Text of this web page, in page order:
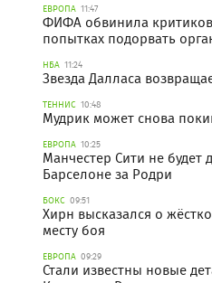
ЕВРОПА 11:47
ФИФА обвинила
попытках подорвать
НБА 11:24
Звезда Далласа
ТЕННИС 10:48
Мудрик может снова
ЕВРОПА 10:25
Манчестер Сити не будет
Барселоне за Родри
БОКС 09:51
Хирн высказался о
месту боя
ЕВРОПА 09:29
Стали известны новые